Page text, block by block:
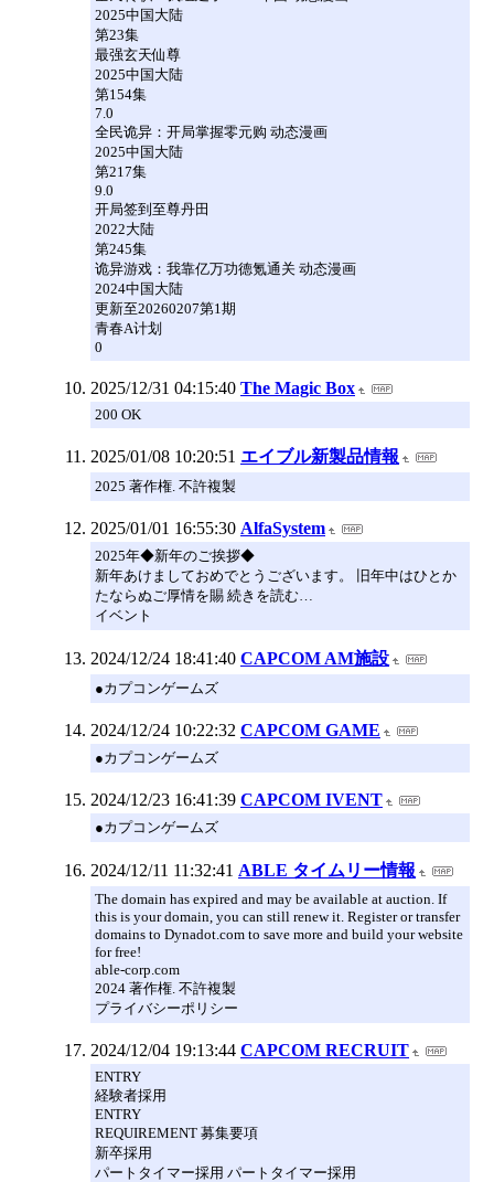
2025中国大陆
第23集
最强玄天仙尊
2025中国大陆
第154集
7.0
全民诡异：开局掌握零元购 动态漫画
2025中国大陆
第217集
9.0
开局签到至尊丹田
2022大陆
第245集
诡异游戏：我靠亿万功德氪通关 动态漫画
2024中国大陆
更新至20260207第1期
青春A计划
0
2025/12/31 04:15:40 The Magic Box
200 OK
2025/01/08 10:20:51 エイブル新製品情報
2025 著作権. 不許複製
2025/01/01 16:55:30 AlfaSystem
2025年◆新年のご挨拶◆
新年あけましておめでとうございます。 旧年中はひとか
たならぬご厚情を賜 続きを読む…
イベント
2024/12/24 18:41:40 CAPCOM AM施設
●カプコンゲームズ
2024/12/24 10:22:32 CAPCOM GAME
●カプコンゲームズ
2024/12/23 16:41:39 CAPCOM IVENT
●カプコンゲームズ
2024/12/11 11:32:41 ABLE タイムリー情報
The domain has expired and may be available at auction. If
this is your domain, you can still renew it. Register or transfer
domains to Dynadot.com to save more and build your website
for free!
able-corp.com
2024 著作権. 不許複製
プライバシーポリシー
2024/12/04 19:13:44 CAPCOM RECRUIT
ENTRY
経験者採用
ENTRY
REQUIREMENT 募集要項
新卒採用
パートタイマー採用 パートタイマー採用